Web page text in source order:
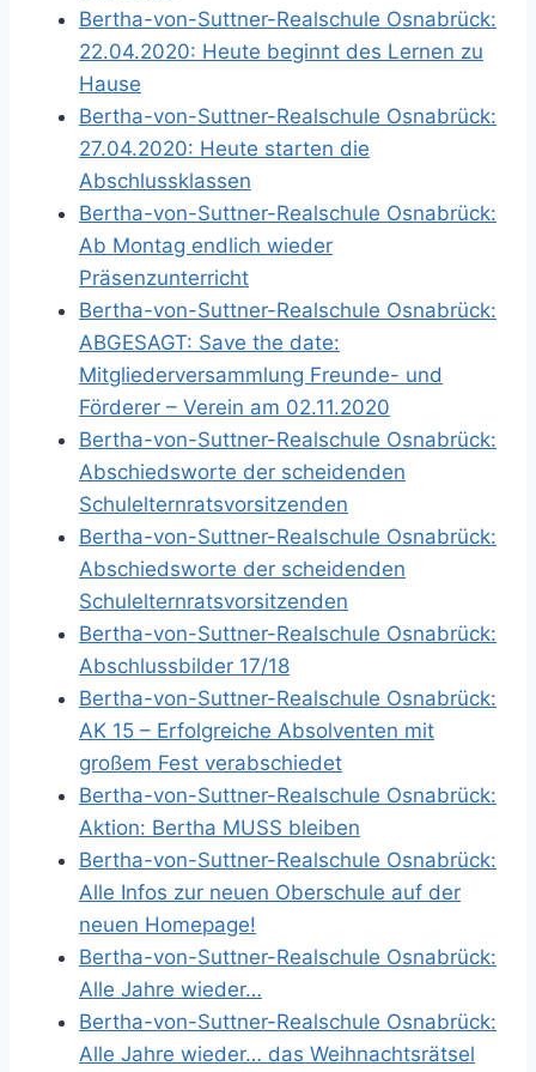
Bertha-von-Suttner-Realschule Osnabrück:
22.04.2020: Heute beginnt des Lernen zu
Hause
Bertha-von-Suttner-Realschule Osnabrück:
27.04.2020: Heute starten die
Abschlussklassen
Bertha-von-Suttner-Realschule Osnabrück:
Ab Montag endlich wieder
Präsenzunterricht
Bertha-von-Suttner-Realschule Osnabrück:
ABGESAGT: Save the date:
Mitgliederversammlung Freunde- und
Förderer – Verein am 02.11.2020
Bertha-von-Suttner-Realschule Osnabrück:
Abschiedsworte der scheidenden
Schulelternratsvorsitzenden
Bertha-von-Suttner-Realschule Osnabrück:
Abschiedsworte der scheidenden
Schulelternratsvorsitzenden
Bertha-von-Suttner-Realschule Osnabrück:
Abschlussbilder 17/18
Bertha-von-Suttner-Realschule Osnabrück:
AK 15 – Erfolgreiche Absolventen mit
großem Fest verabschiedet
Bertha-von-Suttner-Realschule Osnabrück:
Aktion: Bertha MUSS bleiben
Bertha-von-Suttner-Realschule Osnabrück:
Alle Infos zur neuen Oberschule auf der
neuen Homepage!
Bertha-von-Suttner-Realschule Osnabrück:
Alle Jahre wieder…
Bertha-von-Suttner-Realschule Osnabrück:
Alle Jahre wieder… das Weihnachtsrätsel